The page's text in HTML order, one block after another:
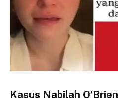
Kasus Nabilah